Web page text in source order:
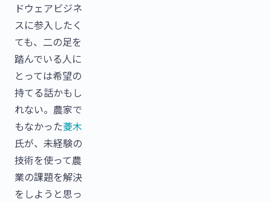
ドウェアビジネ
スに参入したく
ても、二の足を
踏んでいる人に
とっては希望の
持てる話かもし
れない。農家で
もなかった菱木
氏が、未経験の
技術を使って農
業の課題を解決
をしようと思っ